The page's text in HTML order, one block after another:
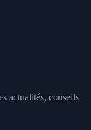
actualités, conseils